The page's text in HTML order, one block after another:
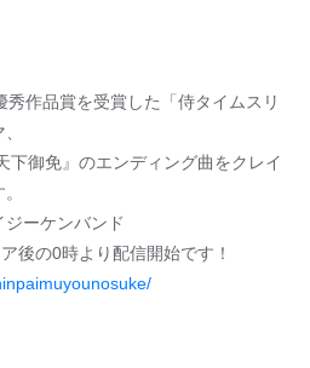
作品賞を受賞した「侍タイムスリ
下御免』のエンディング曲をクレイ
ーケンバンド
後の0時より配信開始です！